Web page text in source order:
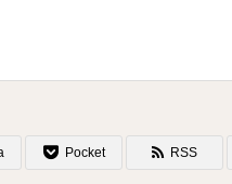
Pocket RSS